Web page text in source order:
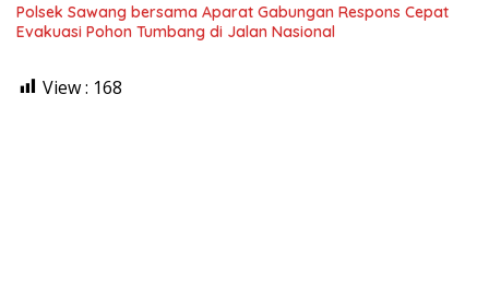
Polsek Sawang bersama Aparat Gabungan Respons Cepat
Evakuasi Pohon Tumbang di Jalan Nasional
View : 168